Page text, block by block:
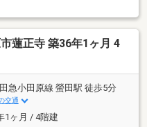
蓮正寺 築36年1ヶ月 4
急小田原線 螢田駅 徒歩5分
交通
1ヶ月 / 4階建